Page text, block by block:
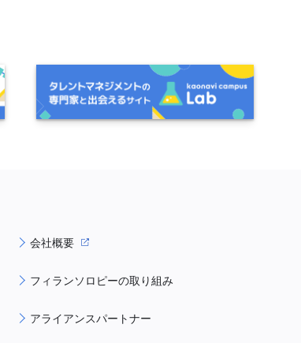
会社概要
フィランソロピーの取り組み
アライアンスパートナー